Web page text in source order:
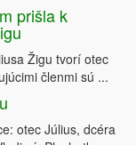
prišla k
Žigu tvorí otec
členmi sú ...
otec Július, dcéra